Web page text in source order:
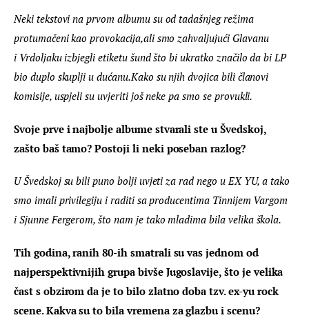
Neki tekstovi na prvom albumu su od tadašnjeg režima
protumačeni kao provokacija,ali smo zahvaljujući Glavanu
i Vrdoljaku izbjegli etiketu šund što bi ukratko značilo da bi LP
bio duplo skuplji u dućanu.Kako su njih dvojica bili članovi
komisije, uspjeli su uvjeriti još neke pa smo se provukli.
Svoje prve i najbolje albume stvarali ste u Švedskoj,
zašto baš tamo? Postoji li neki poseban razlog?
U Švedskoj su bili puno bolji uvjeti za rad nego u EX YU, a tako
smo imali privilegiju i raditi sa producentima Tinnijem Vargom
i Sjunne Fergerom, što nam je tako mladima bila velika škola.
Tih godina, ranih 80-ih smatrali su vas jednom od
najperspektivnijih grupa bivše Jugoslavije, što je velika
čast s obzirom da je to bilo zlatno doba tzv. ex-yu rock
scene. Kakva su to bila vremena za glazbu i scenu?